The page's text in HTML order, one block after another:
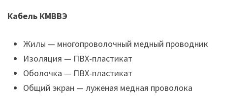
Кабель КМВВЭ
Жилы — многопроволочный медный проводник
Изоляция — ПВХ-пластикат
Оболочка — ПВХ-пластикат
Общий экран — луженая медная проволока